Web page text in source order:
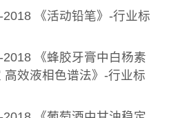
2018 《活动铅笔》-行业标
2018 《蜂胶牙膏中白杨素
高效液相色谱法》-行业标